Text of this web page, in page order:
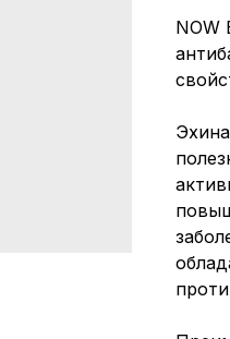
NOW